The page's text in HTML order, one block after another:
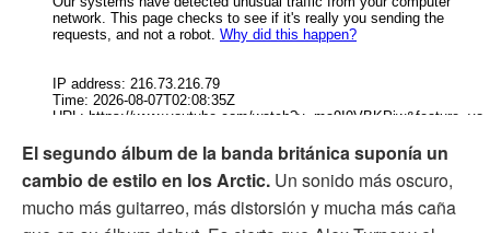
El segundo álbum de la banda británica suponía un
cambio de estilo en los Arctic. Un sonido más oscuro,
mucho más guitarreo, más distorsión y mucha más caña